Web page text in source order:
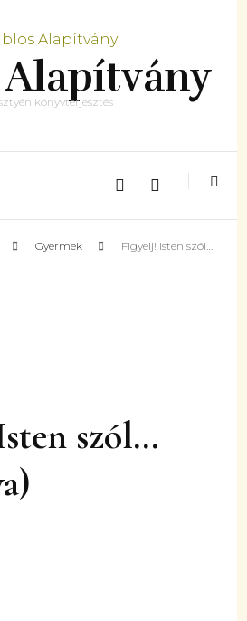
könyvterjesztés
Gyermek
Figyelj! Isten szól…
szól…